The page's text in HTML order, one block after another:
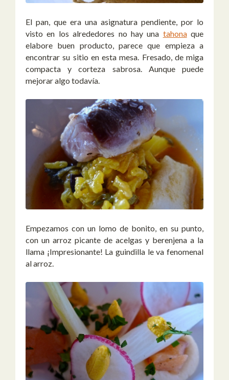
El pan, que era una asignatura pendiente, por lo
visto en los alrededores no hay una tahonaque
elabore buen producto, parece que empieza a
encontrar su sitio en esta mesa. Fresado, de miga
compacta y corteza sabrosa. Aunque puede
mejorar algo todavía.
Empezamos con un lomo de bonito, en su punto,
con un arroz picante de acelgas y berenjena a la
llama ¡Impresionante! La guindilla le va fenomenal
al arroz.